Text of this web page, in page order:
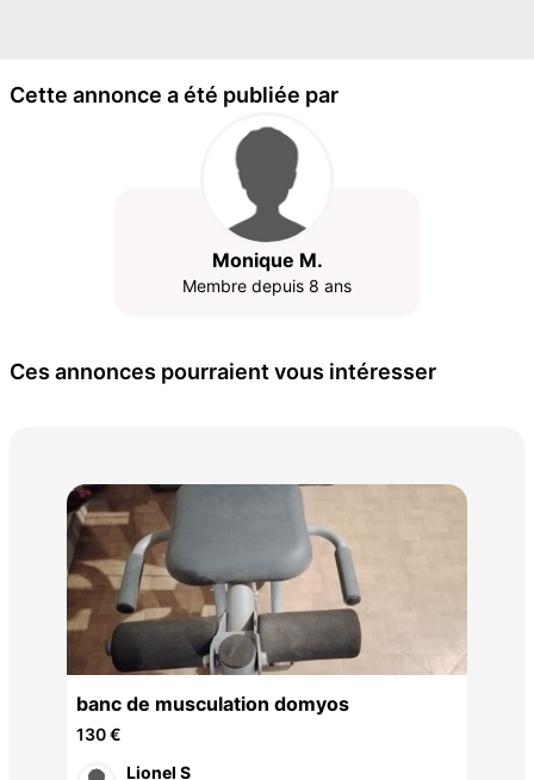
Cette annonce a été publiée par
Monique M.
Membre depuis 8 ans
Ces annonces pourraient vous intéresser
banc de musculation domyos
130 €
Lionel S